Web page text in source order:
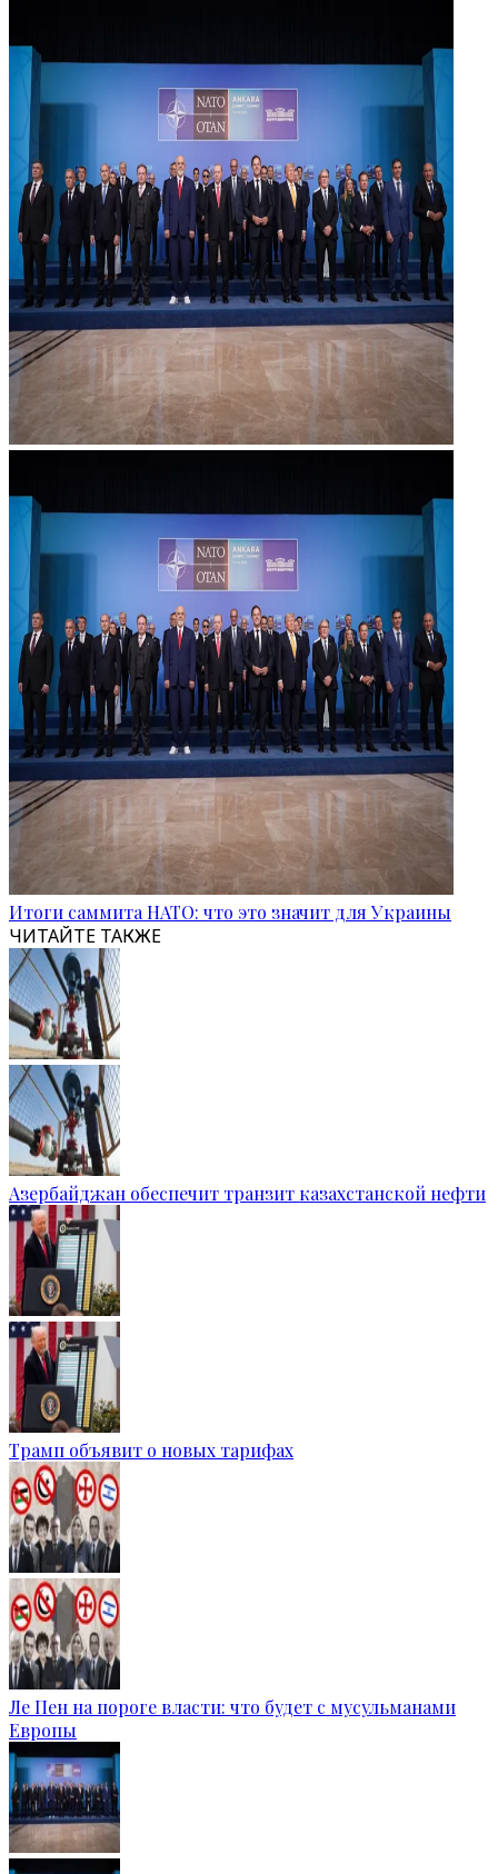
Итоги саммита НАТО: что это значит для Украины
ЧИТАЙТЕ ТАКЖЕ
Азербайджан обеспечит транзит казахстанской нефти
Трамп объявит о новых тарифах
Ле Пен на пороге власти: что будет с мусульманами
Европы